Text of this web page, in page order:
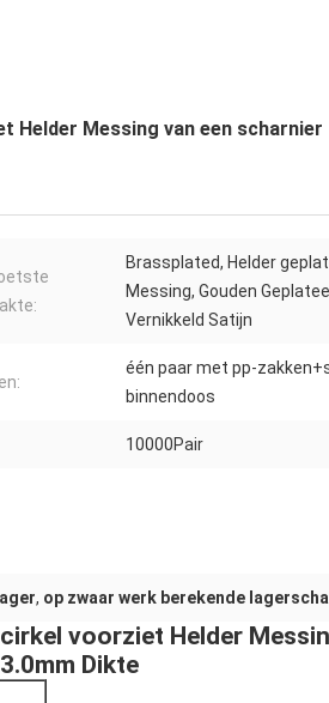
Helder Messing van een scharnier
Brassplated, Helder
Messing, Gouden
Vernikkeld Satijn
één paar met pp-
binnendoos
10000Pair
, op zwaar werk berekende
voorziet Helder
Dikte